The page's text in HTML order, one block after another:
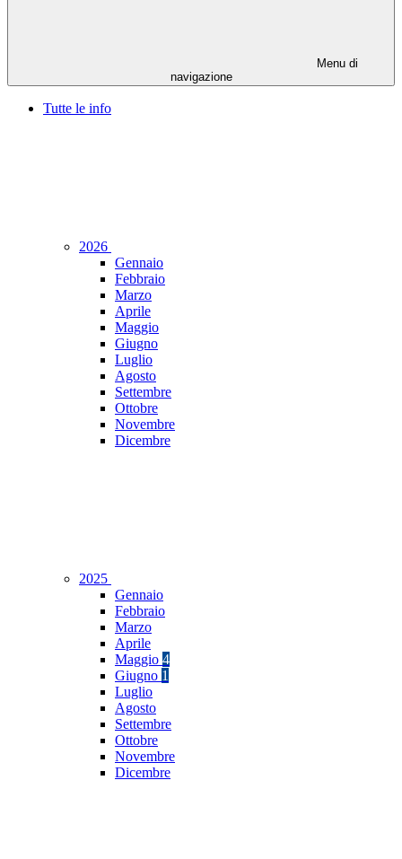
Menu di
navigazione
Tutte le info
2026
Gennaio
Febbraio
Marzo
Aprile
Maggio
Giugno
Luglio
Agosto
Settembre
Ottobre
Novembre
Dicembre
2025
Gennaio
Febbraio
Marzo
Aprile
Maggio 4
Giugno 1
Luglio
Agosto
Settembre
Ottobre
Novembre
Dicembre